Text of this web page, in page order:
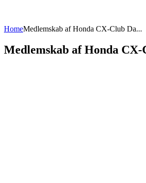
HomeMedlemskab af Honda CX-Club Da...
Medlemskab af Honda